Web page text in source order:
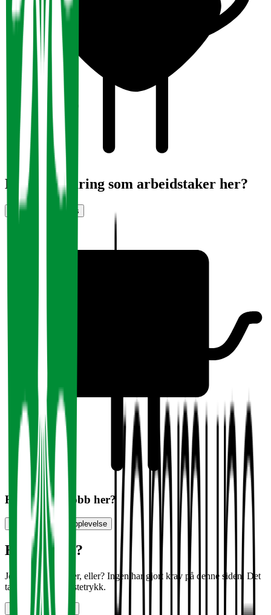
Har du erfaring som arbeidstaker her?
Vurder arbeidsplass
Har du søkt jobb her?
Vurder jobbsøkeropplevelse
Halloooooo?
Jobber det noen her, eller? Ingen har gjort krav på denne siden. Det
tar bare noen få tastetrykk.
Gjør krav på siden